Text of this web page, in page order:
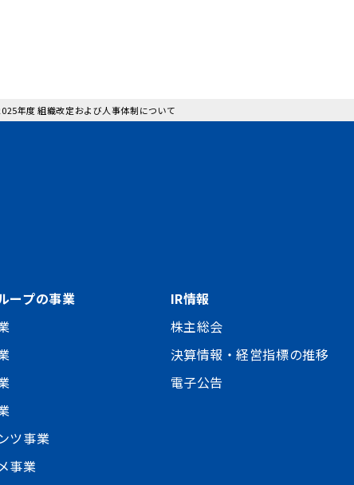
年度 組織改定および人事体制について
ープの事業
ツ事業
事業
IR情報
株主総会
決算情報・経営指標の推移
電子公告